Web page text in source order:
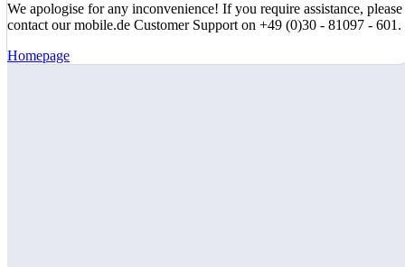
We apologise for any inconvenience! If you require assistance, please
contact our mobile.de Customer Support on +49 (0)30 - 81097 - 601.
Homepage